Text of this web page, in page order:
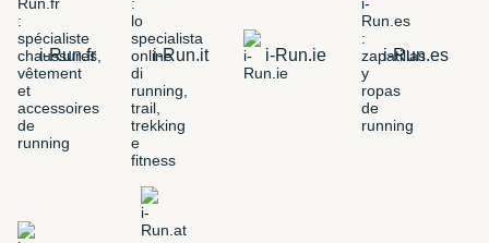
i-Run.fr i-Run.it i-Run.ie i-Run.es